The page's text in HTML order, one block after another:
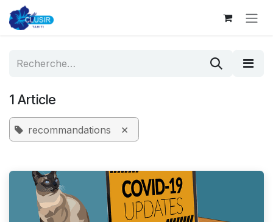
Se rendre au contenu
1 Article
recommandations ×